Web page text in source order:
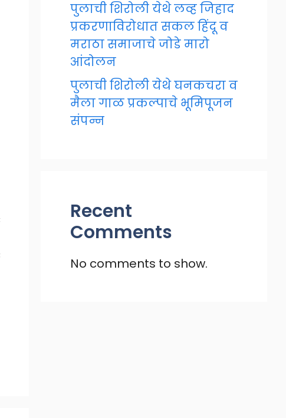
पुलाची शिरोली येथे लव्ह जिहाद
प्रकरणाविरोधात सकल हिंदू व
मराठा समाजाचे जोडे मारो
आंदोलन
पुलाची शिरोली येथे घनकचरा व
मैला गाळ प्रकल्पाचे भूमिपूजन
संपन्न
Recent
Comments
No comments to show.